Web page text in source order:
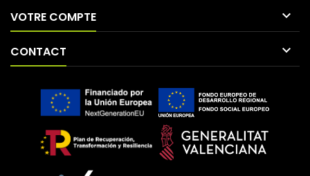
VOTRE COMPTE 
CONTACT 